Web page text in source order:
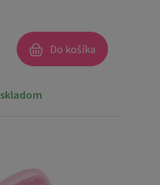
Do košíka
skladom